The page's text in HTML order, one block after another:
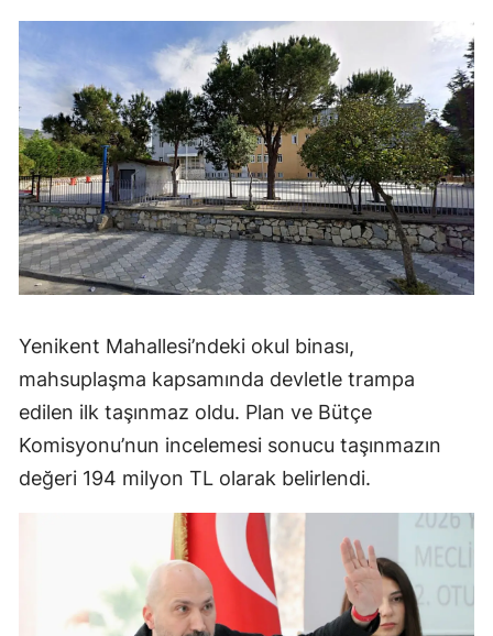
Yenikent Mahallesi’ndeki okul binası,
mahsuplaşma kapsamında devletle trampa
edilen ilk taşınmaz oldu. Plan ve Bütçe
Komisyonu’nun incelemesi sonucu taşınmazın
değeri 194 milyon TL olarak belirlendi.